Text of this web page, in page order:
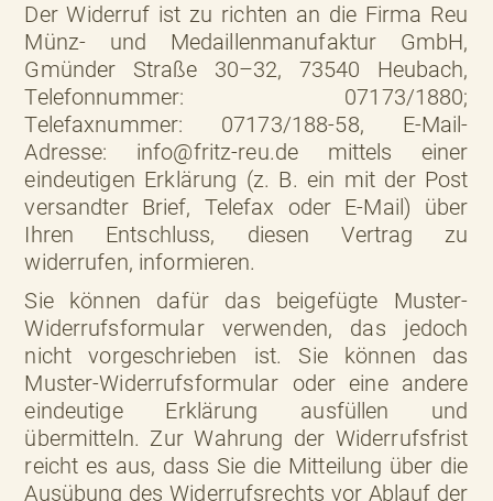
Der Widerruf ist zu richten an die Firma Reu
Münz- und Medaillenmanufaktur GmbH,
Gmünder Straße 30–32, 73540 Heubach,
Telefonnummer: 07173/1880;
Telefaxnummer: 07173/188-58, E-Mail-
Adresse: info@fritz-reu.de mittels einer
eindeutigen Erklärung (z. B. ein mit der Post
versandter Brief, Telefax oder E-Mail) über
Ihren Entschluss, diesen Vertrag zu
widerrufen, informieren.
Sie können dafür das beigefügte Muster-
Widerrufsformular verwenden, das jedoch
nicht vorgeschrieben ist. Sie können das
Muster-Widerrufsformular oder eine andere
eindeutige Erklärung ausfüllen und
übermitteln. Zur Wahrung der Widerrufsfrist
reicht es aus, dass Sie die Mitteilung über die
Ausübung des Widerrufsrechts vor Ablauf der